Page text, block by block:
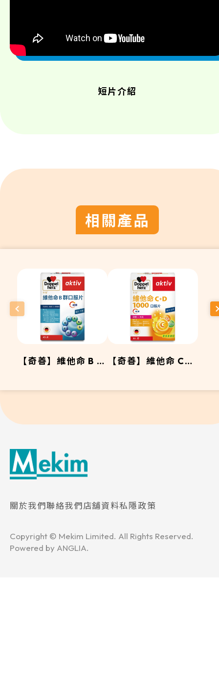
短片介紹
相關產品
【奇善】維他命 B 群
【奇善】維他命 C+D
關於我們聯絡我們店舖資料私隱政策
Copyright © Mekim Limited. All Rights Reserved.
Powered by ANGLIA.